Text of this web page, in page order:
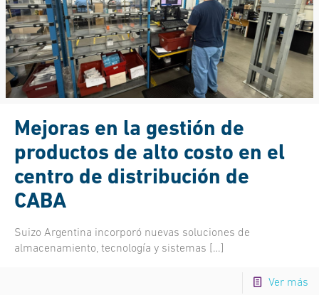
Mejoras en la gestión de
productos de alto costo en el
centro de distribución de
CABA
Suizo Argentina incorporó nuevas soluciones de
almacenamiento, tecnología y sistemas […]
Ver más